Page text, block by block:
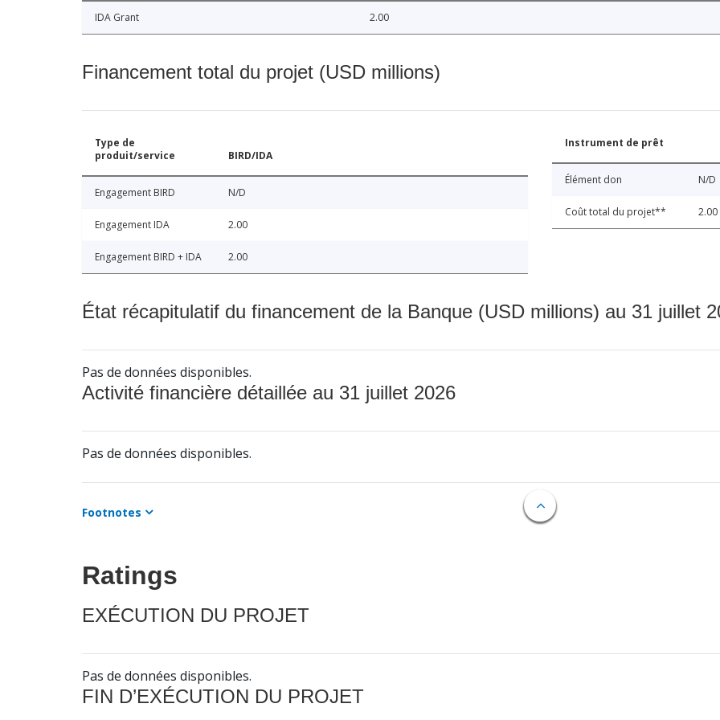
IDA Grant 2.00
Financement total du projet (USD millions)
Type de
produit/service
BIRD/IDA
Engagement BIRD N/D
Engagement IDA 2.00
Engagement BIRD + IDA 2.00
Instrument de prêt
Élément don N/D
Coût total du projet** 2.00
État récapitulatif du financement de la Banque (USD millions) au 31 juillet
Pas de données disponibles.
Activité financière détaillée au 31 juillet 2026
Pas de données disponibles.
Footnotes
Ratings
EXÉCUTION DU PROJET
Pas de données disponibles.
FIN D’EXÉCUTION DU PROJET